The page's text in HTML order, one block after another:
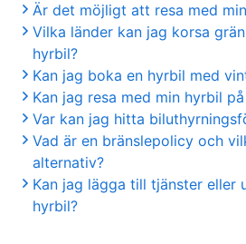
Är det möjligt att resa med
Vilka länder kan jag korsa
hyrbil?
Kan jag boka en hyrbil med
Kan jag resa med min hyrbil
Var kan jag hitta
Vad är en bränslepolicy och
alternativ?
Kan jag lägga till tjänster eller
hyrbil?